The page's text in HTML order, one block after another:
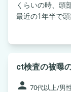
くらいの時、頭
最近の1年半で頭
ct検査の被曝
person 70代以上/男